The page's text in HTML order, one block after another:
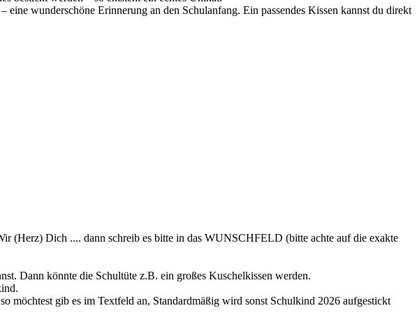
eine wunderschöne Erinnerung an den Schulanfang. Ein passendes Kissen kannst du direkt
(Herz) Dich .... dann schreib es bitte in das WUNSCHFELD (bitte achte auf die exakte
Dann könnte die Schultüte z.B. ein großes Kuschelkissen werden.
gib es im Textfeld an, Standardmäßig wird sonst Schulkind 2026 aufgestickt